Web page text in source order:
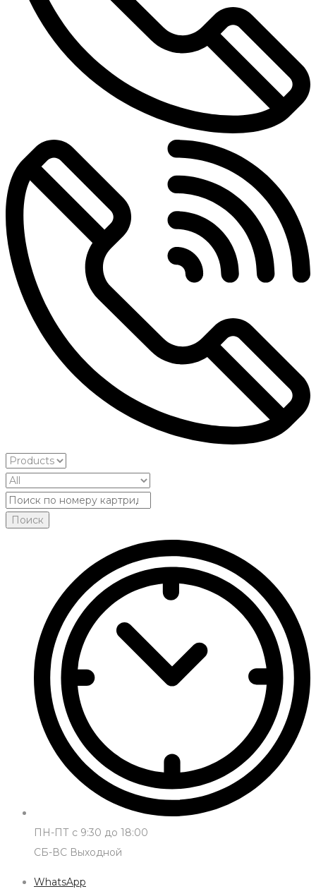
ПН-ПТ с 9:30 до 18:00
СБ-ВС Выходной
WhatsApp